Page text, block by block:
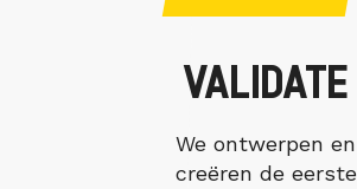
VALIDATE
We ontwerpen en
creëren de eerste